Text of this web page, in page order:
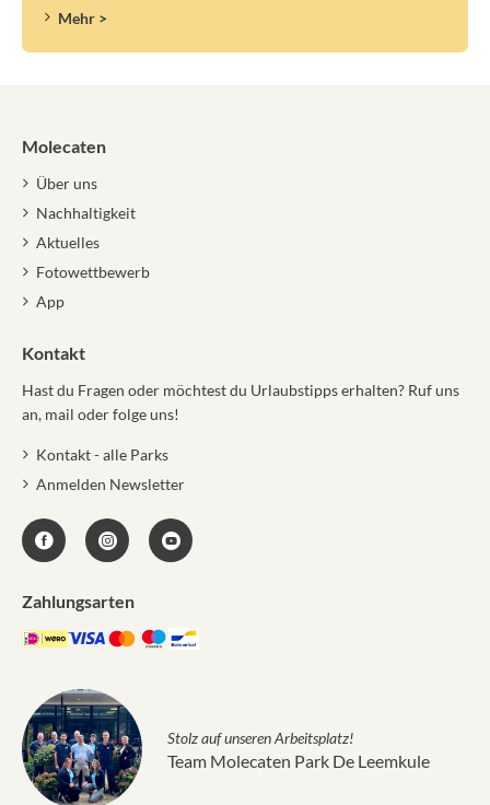
Mehr >
Molecaten
Über uns
Nachhaltigkeit
Aktuelles
Fotowettbewerb
App
Kontakt
Hast du Fragen oder möchtest du Urlaubstipps erhalten? Ruf uns
an, mail oder folge uns!
Kontakt - alle Parks
Anmelden Newsletter
Zahlungsarten
Stolz auf unseren Arbeitsplatz!
Team Molecaten Park De Leemkule